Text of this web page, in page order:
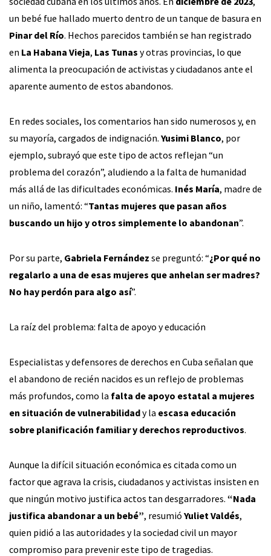
un bebé fue hallado muerto dentro de un tanque de basura en
Pinar del Río. Hechos parecidos también se han registrado
en La Habana Vieja, Las Tunas y otras provincias, lo que
alimenta la preocupación de activistas y ciudadanos ante el
aparente aumento de estos abandonos.
En redes sociales, los comentarios han sido numerosos y, en
su mayoría, cargados de indignación. Yusimi Blanco, por
ejemplo, subrayó que este tipo de actos reflejan “un
problema del corazón”, aludiendo a la falta de humanidad
más allá de las dificultades económicas. Inés María, madre de
un niño, lamentó: “Tantas mujeres que pasan años
buscando un hijo y otros simplemente lo abandonan”.
Por su parte, Gabriela Fernández se preguntó: “¿Por qué no
regalarlo a una de esas mujeres que anhelan ser madres?
No hay perdón para algo así”.
La raíz del problema: falta de apoyo y educación
Especialistas y defensores de derechos en Cuba señalan que
el abandono de recién nacidos es un reflejo de problemas
más profundos, como la falta de apoyo estatal a mujeres
en situación de vulnerabilidady la escasa educación
sobre planificación familiar y derechos reproductivos.
Aunque la difícil situación económica es citada como un
factor que agrava la crisis, ciudadanos y activistas insisten en
que ningún motivo justifica actos tan desgarradores. “Nada
justifica abandonar a un bebé”, resumió Yuliet Valdés,
quien pidió a las autoridades y la sociedad civil un mayor
compromiso para prevenir este tipo de tragedias.